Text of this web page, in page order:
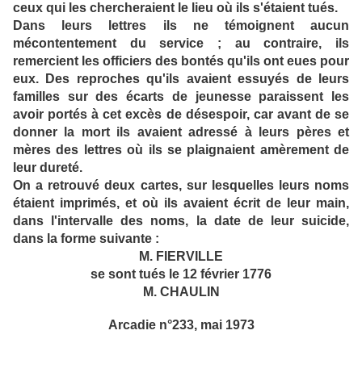
ceux qui les chercheraient le lieu où ils s'étaient tués.
Dans leurs lettres ils ne témoignent aucun
mécontentement du service ; au contraire, ils
remercient les officiers des bontés qu'ils ont eues pour
eux. Des reproches qu'ils avaient essuyés de leurs
familles sur des écarts de jeunesse paraissent les
avoir portés à cet excès de désespoir, car avant de se
donner la mort ils avaient adressé à leurs pères et
mères des lettres où ils se plaignaient amèrement de
leur dureté.
On a retrouvé deux cartes, sur lesquelles leurs noms
étaient imprimés, et où ils avaient écrit de leur main,
dans l'intervalle des noms, la date de leur suicide,
dans la forme suivante :
M. FIERVILLE
se sont tués le 12 février 1776
M. CHAULIN
Arcadie n°233, mai 1973